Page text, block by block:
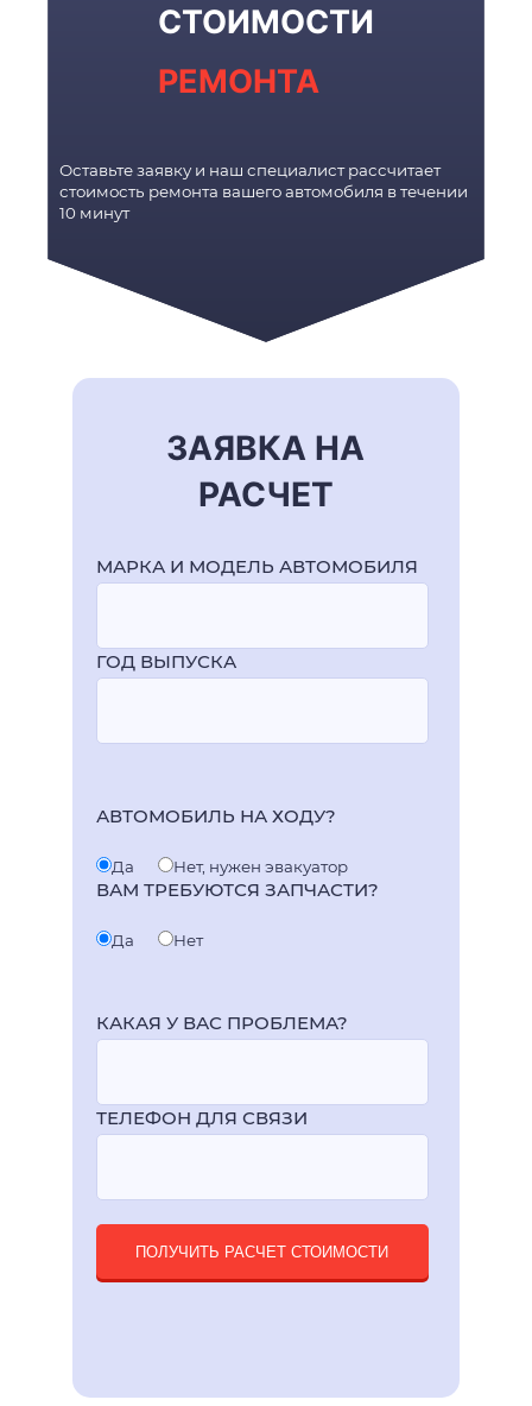
СТОИМОСТИ
РЕМОНТА
Оставьте заявку и наш специалист рассчитает
стоимость ремонта вашего автомобиля в течении
10 минут
ЗАЯВКА НА
РАСЧЕТ
МАРКА И МОДЕЛЬ АВТОМОБИЛЯ
ГОД ВЫПУСКА
АВТОМОБИЛЬ НА ХОДУ?
Да Нет, нужен эвакуатор
ВАМ ТРЕБУЮТСЯ ЗАПЧАСТИ?
Да Нет
КАКАЯ У ВАС ПРОБЛЕМА?
ТЕЛЕФОН ДЛЯ СВЯЗИ
ПОЛУЧИТЬ РАСЧЕТ СТОИМОСТИ